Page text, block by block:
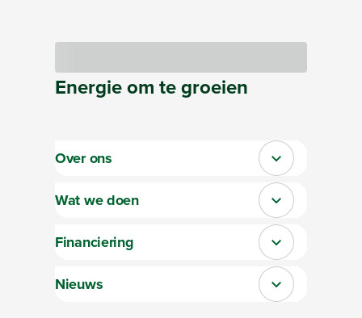
Energieom tegroeien
Over ons Sluit section-0
Wat we doen Sluit section-1
Financiering Sluit section-2
Nieuws Sluit section-3